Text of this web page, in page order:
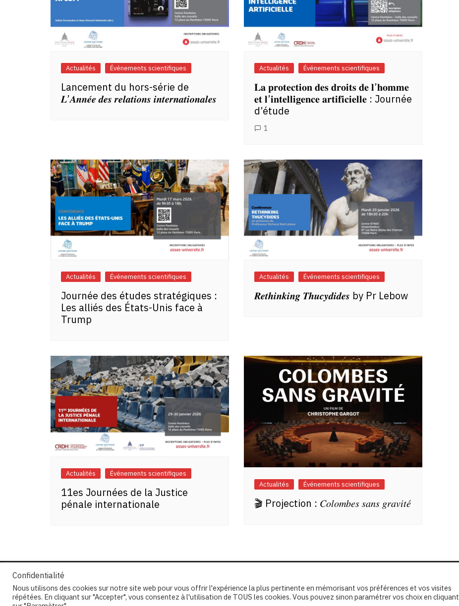
Actualités Événements scientifiques
Lancement du hors-série de
𝑳’𝑨𝒏𝒏𝒆́𝒆 𝒅𝒆𝒔 𝒓𝒆𝒍𝒂𝒕𝒊𝒐𝒏𝒔 𝒊𝒏𝒕𝒆𝒓𝒏𝒂𝒕𝒊𝒐𝒏𝒂𝒍𝒆𝒔
Actualités Événements scientifiques
𝐋𝐚 𝐩𝐫𝐨𝐭𝐞𝐜𝐭𝐢𝐨𝐧 𝐝𝐞𝐬 𝐝𝐫𝐨𝐢𝐭𝐬 𝐝𝐞 𝐥’𝐡𝐨𝐦𝐦𝐞
𝐞𝐭 𝐥’𝐢𝐧𝐭𝐞𝐥𝐥𝐢𝐠𝐞𝐧𝐜𝐞 𝐚𝐫𝐭𝐢𝐟𝐢𝐜𝐢𝐞𝐥𝐥𝐞 : Journée
d’étude
1
Actualités Événements scientifiques
Journée des études stratégiques :
Les alliés des États-Unis face à
Trump
Actualités Événements scientifiques
𝑹𝒆𝒕𝒉𝒊𝒏𝒌𝒊𝒏𝒈 𝑻𝒉𝒖𝒄𝒚𝒅𝒊𝒅𝒆𝒔 by Pr Lebow
Actualités Événements scientifiques
11es Journées de la Justice
pénale internationale
Actualités Événements scientifiques
🎬 Projection : 𝐶𝑜𝑙𝑜𝑚𝑏𝑒𝑠 𝑠𝑎𝑛𝑠 𝑔𝑟𝑎𝑣𝑖𝑡𝑒́
Copyright © 2026 Centre Thucydide. All rights reserved.
Confidentialité
Nous utilisons des cookies sur notre site web pour vous offrir l'expérience la plus pertinente en mémorisant vos préférences et vos visites
répétées. En cliquant sur "Accepter", vous consentez à l'utilisation de TOUS les cookies. Vous pouvez sinon paramétrer vos choix en cliquant